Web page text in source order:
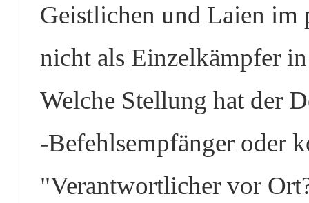
Geistlichen und Laien im
nicht als Einzelkämpfer
Welche Stellung hat der
-Befehlsempfänger oder
"Verantwortlicher vor